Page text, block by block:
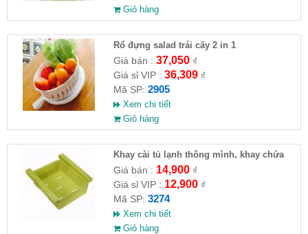
Giỏ hàng
Rổ đựng salad trái cấy 2 in 1
Giá bán : 37,050₫
Giá sỉ VIP : 36,309₫
Mã SP: 2905
Xem chi tiết
Giỏ hàng
Khay cài tủ lạnh thông mình, khay chứa
đồ
Giá bán : 14,900₫
Giá sỉ VIP : 12,900₫
Mã SP: 3274
Xem chi tiết
Giỏ hàng